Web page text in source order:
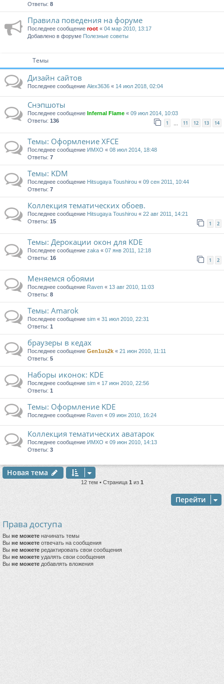
Ответы: 8
Правила поведения на форуме
Последнее сообщение root « 04 мар 2010, 13:17
Добавлено в форуме Полезные советы
Темы
Дизайн сайтов
Последнее сообщение Alex3636 « 14 июл 2018, 02:04
Снэпшоты
Последнее сообщение Infernal Flame « 09 июл 2014, 10:03
Ответы: 136 1 … 11 12 13 14
Темы: Оформление XFCE
Последнее сообщение ИМХО « 08 июл 2014, 18:48
Ответы: 7
Темы: KDM
Последнее сообщение Hitsugaya Toushirou « 09 сен 2011, 10:44
Ответы: 7
Коллекция тематических обоев.
Последнее сообщение Hitsugaya Toushirou « 22 авг 2011, 14:21
Ответы: 15 1 2
Темы: Дерокации окон для KDE
Последнее сообщение zaka « 07 янв 2011, 12:18
Ответы: 16 1 2
Меняемся обоями
Последнее сообщение Raven « 13 авг 2010, 11:03
Ответы: 8
Tемы: Amarok
Последнее сообщение sim « 31 июл 2010, 22:31
Ответы: 1
браузеры в кедах
Последнее сообщение Gen1us2k « 21 июн 2010, 11:11
Ответы: 5
Наборы иконок: KDE
Последнее сообщение sim « 17 июн 2010, 22:56
Ответы: 1
Темы: Оформление KDE
Последнее сообщение Raven « 09 июн 2010, 16:24
Коллекция тематических аватарок
Последнее сообщение ИМХО « 09 июн 2010, 14:13
Ответы: 3
Новая тема
12 тем • Страница 1из 1
Перейти
Права доступа
Вы не можете начинать темы
Вы не можете отвечать на сообщения
Вы не можете редактировать свои сообщения
Вы не можете удалять свои сообщения
Вы не можете добавлять вложения